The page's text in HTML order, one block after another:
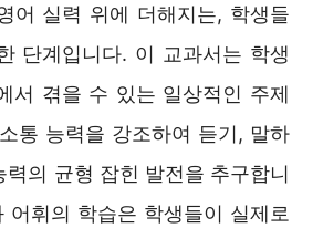
어 실력 위에 더해지는, 학생들
단계입니다. 이 교과서는 학생
서 겪을 수 있는 일상적인 주제
통 능력을 강조하여 듣기, 말하
력의 균형 잡힌 발전을 추구합니
어휘의 학습은 학생들이 실제로